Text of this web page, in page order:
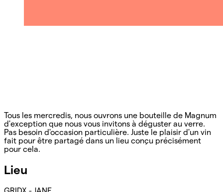
Tous les mercredis, nous ouvrons une bouteille de Magnum
d'exception que nous vous invitons à déguster au verre.
Pas besoin d'occasion particulière. Juste le plaisir d'un vin
fait pour être partagé dans un lieu conçu précisément
pour cela.
Lieu